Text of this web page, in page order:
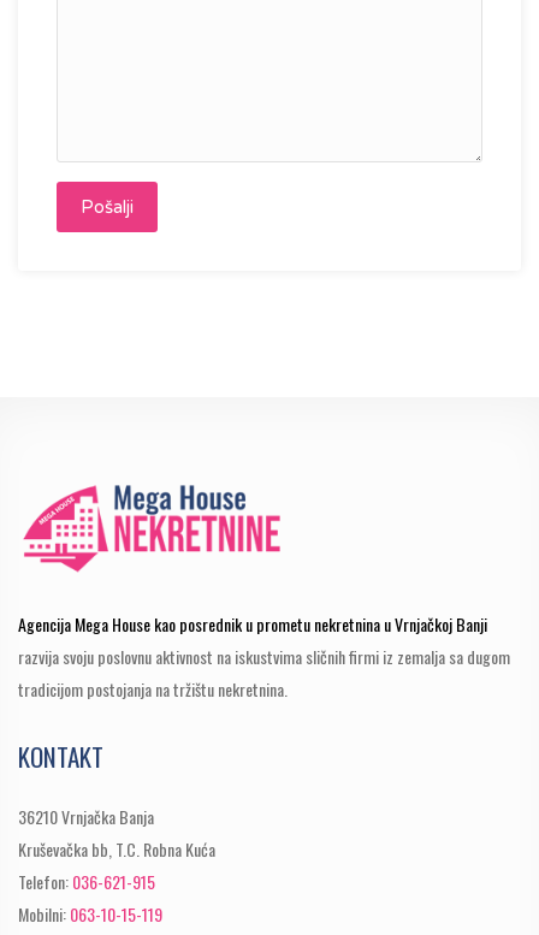
Agencija Mega House kao posrednik u prometu nekretnina u Vrnjačkoj Banji
razvija svoju poslovnu aktivnost na iskustvima sličnih firmi iz zemalja sa dugom
tradicijom postojanja na tržištu nekretnina.
KONTAKT
36210 Vrnjačka Banja
Kruševačka bb, T.C. Robna Kuća
Telefon:036-621-915
Mobilni:063-10-15-119